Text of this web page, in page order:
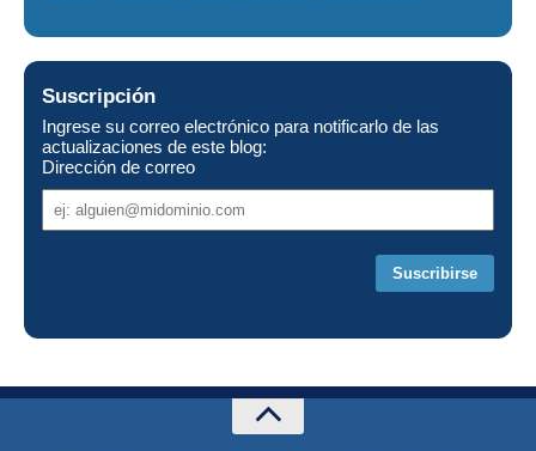
Suscripción
Ingrese su correo electrónico para notificarlo de las
actualizaciones de este blog:
Dirección de correo
de